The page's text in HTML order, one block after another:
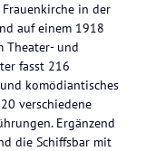
in der
auf einem 1918
Theater- und
fasst 216
komödiantisches
verschiedene
Ergänzend
die Schiffsbar mit